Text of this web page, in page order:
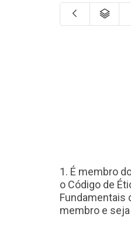
1. É membro
o Código de
Fundamentais
membro e